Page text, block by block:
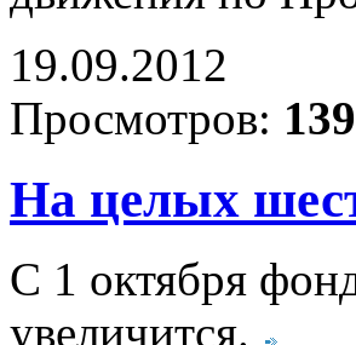
19.09.2012
Просмотров:
На целых
С 1 октября
увеличится.